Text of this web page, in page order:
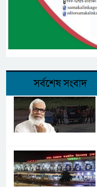
সর্বশেষ সংবাদ